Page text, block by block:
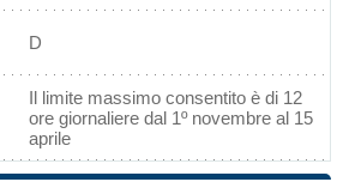
D
Il limite massimo consentito è di 12
ore giornaliere dal 1º novembre al 15
aprile